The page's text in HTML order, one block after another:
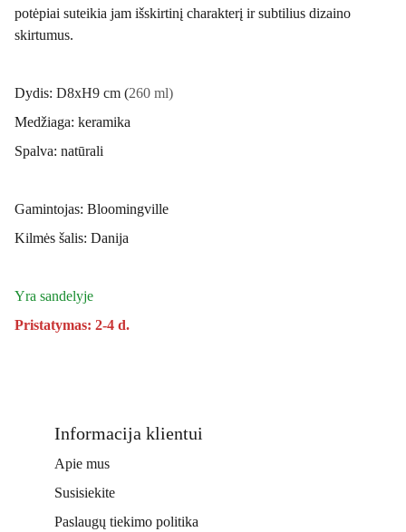
potėpiai suteikia jam išskirtinį charakterį ir subtilius dizaino
skirtumus.
Dydis: D8xH9 cm (260 ml)
Medžiaga: keramika
Spalva: natūrali
Gamintojas: Bloomingville
Kilmės šalis: Danija
Yra sandelyje
Pristatymas: 2-4 d.
Apie mus
Paslaugų tiekimo politika
Informacija klientui
Susisiekite